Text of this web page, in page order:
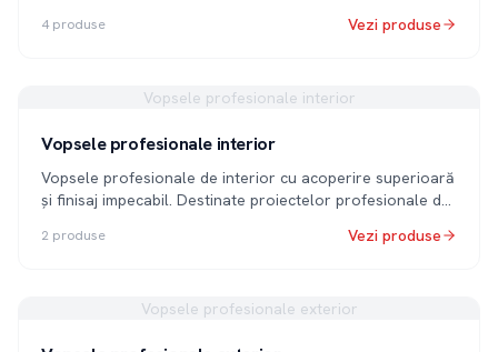
4 produse Vezi produse
Vopsele profesionale interior
Vopsele profesionale interior
Vopsele profesionale de interior cu acoperire superioară
și finisaj impecabil. Destinate proiectelor profesionale de
2 produse Vezi produse
Vopsele profesionale exterior